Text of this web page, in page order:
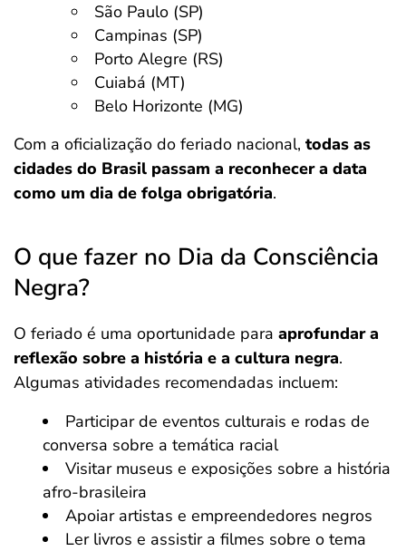
São Paulo (SP)
Campinas (SP)
Porto Alegre (RS)
Cuiabá (MT)
Belo Horizonte (MG)
Com a oficialização do feriado nacional, todas as
cidades do Brasil passam a reconhecer a data
como um dia de folga obrigatória.
O que fazer no Dia da Consciência
Negra?
O feriado é uma oportunidade para aprofundar a
reflexão sobre a história e a cultura negra.
Algumas atividades recomendadas incluem:
Participar de eventos culturais e rodas de
conversa sobre a temática racial
Visitar museus e exposições sobre a história
afro-brasileira
Apoiar artistas e empreendedores negros
Ler livros e assistir a filmes sobre o tema